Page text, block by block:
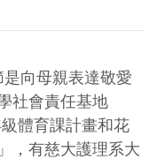
向母親表達敬愛
社會責任基地
體育課計畫和花
，有慈大護理系大